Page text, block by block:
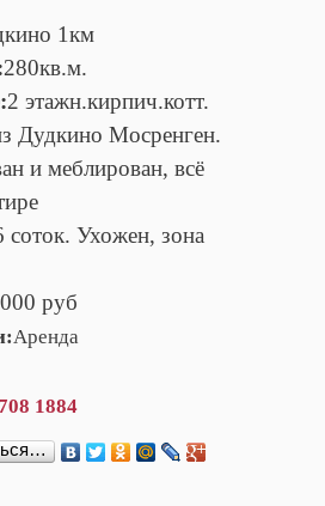
1км
280кв.м.
2 этажн.кирпич.котт.
Дудкино Мосренген.
и меблирован, всё
соток. Ухожен, зона
руб
Аренда
1884